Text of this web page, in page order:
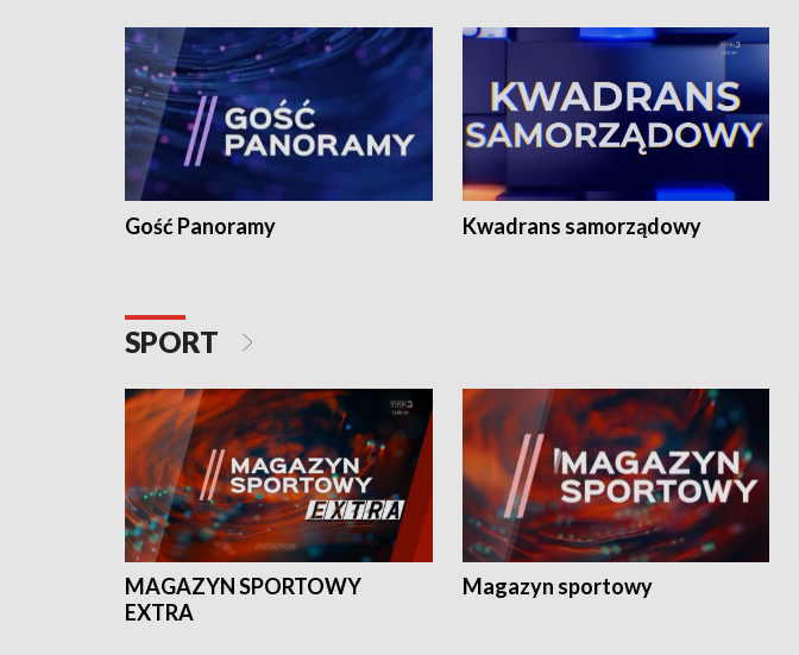
Gość Panoramy Kwadrans samorządowy
SPORT
MAGAZYN SPORTOWY
EXTRA
Magazyn sportowy